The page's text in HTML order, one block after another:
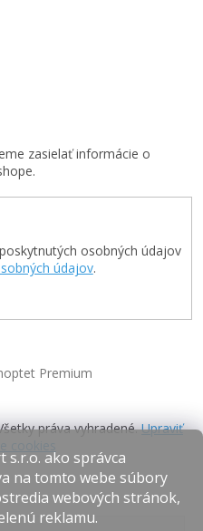
s.r.o. ako správca
na tomto webe súbory
webových stránok,
reklamu.
zasielať informácie o
osobných údajov
údajov.
Premium
práva vyhradené.Upraviť